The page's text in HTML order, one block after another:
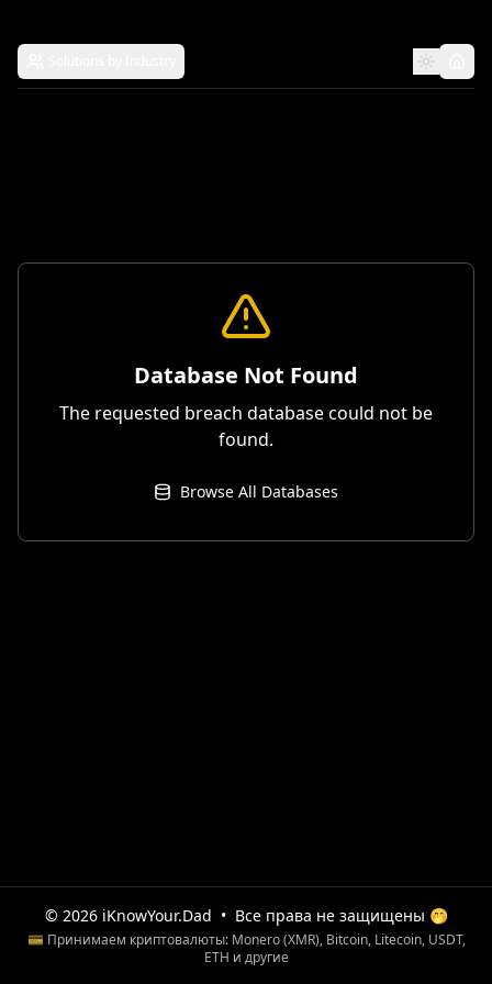
Database Not Found
The requested breach database could not be
found.
Browse All Databases
© 2026 iKnowYour.Dad • Все права не защищены 🤭
💳 Принимаем криптовалюты: Monero (XMR), Bitcoin, Litecoin, USDT,
ETH и другие